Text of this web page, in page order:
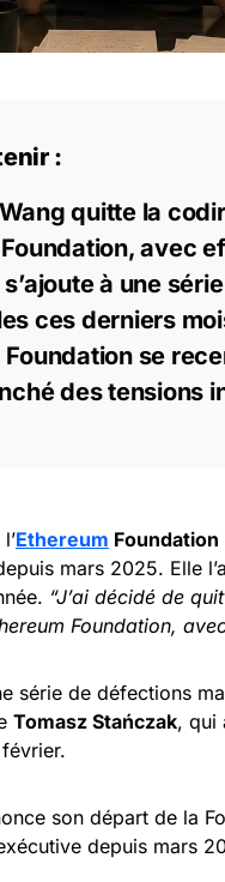
:
quitte la
Foundation, avec
à une
ces derniers
Foundation se
des tensions
Ethereum Foundation
mars 2025. Elle
“J’ai décidé de
Foundation,
série de défections
Tomasz Stańczak, qui
son départ de la
depuis mars